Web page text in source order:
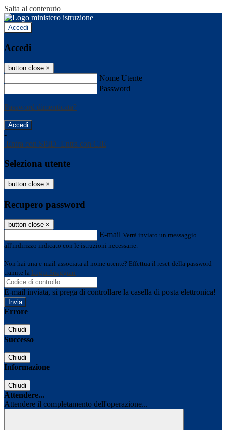
Salta al contenuto
Accedi
Accedi
button close ×
Nome Utente
Password
Password dimenticata?
-
Entra con SPID Entra con CIE
Seleziona utente
button close ×
Recupero password
button close ×
E-mail Verrà inviato un messaggio
all'indirizzo indicato con le istruzioni necessarie.
Non hai una e-mail associata al nome utente? Effettua il reset della password
tramite la Login Spaggiari
E-mail inviata, si prega di controllare la casella di posta elettronica!
Errore
Chiudi
Successo
Chiudi
Informazione
Chiudi
Attendere...
Attendere il completamento dell'operazione...